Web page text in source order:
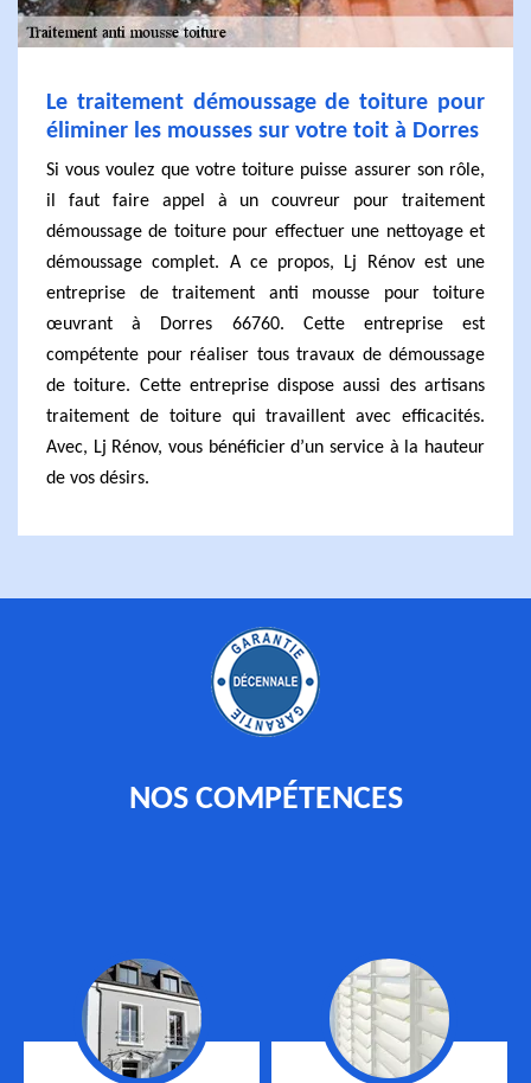
Le traitement démoussage de toiture pour
éliminer les mousses sur votre toit à Dorres
Si vous voulez que votre toiture puisse assurer son rôle,
il faut faire appel à un couvreur pour traitement
démoussage de toiture pour effectuer une nettoyage et
démoussage complet. A ce propos, Lj Rénov est une
entreprise de traitement anti mousse pour toiture
œuvrant à Dorres 66760. Cette entreprise est
compétente pour réaliser tous travaux de démoussage
de toiture. Cette entreprise dispose aussi des artisans
traitement de toiture qui travaillent avec efficacités.
Avec, Lj Rénov, vous bénéficier d’un service à la hauteur
de vos désirs.
NOS COMPÉTENCES